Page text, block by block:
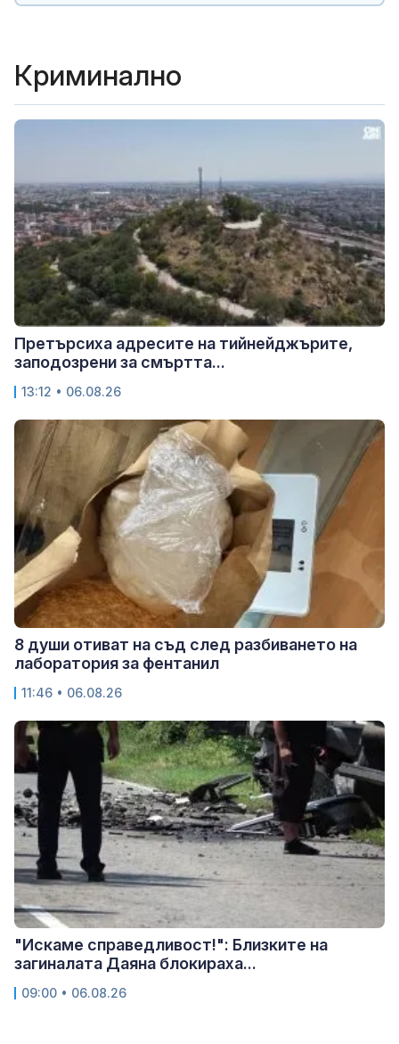
Криминално
Претърсиха адресите на тийнейджърите,
заподозрени за смъртта...
13:12 • 06.08.26
8 души отиват на съд след разбиването на
лаборатория за фентанил
11:46 • 06.08.26
"Искаме справедливост!": Близките на
загиналата Даяна блокираха...
09:00 • 06.08.26